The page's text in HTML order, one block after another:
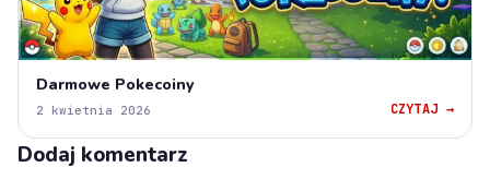
Darmowe Pokecoiny
2 kwietnia 2026 CZYTAJ →
Dodaj komentarz